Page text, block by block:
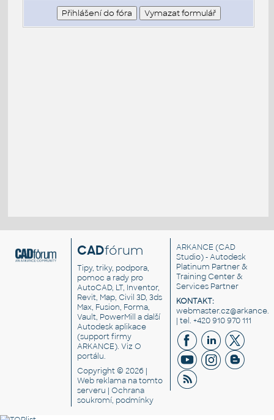
CADfórum
Tipy, triky, podpora,
pomoc a rady pro
AutoCAD, LT, Inventor,
Revit, Map, Civil 3D, 3ds
Max, Fusion, Forma,
Vault, PowerMill a další
Autodesk aplikace
(support firmy
ARKANCE). VizO
portálu.
Copyright © 2026 |
Web reklama na tomto
serveru |Ochrana
soukromí, podmínky
ARKANCE (CAD
Studio) - Autodesk
Platinum Partner &
Training Center &
Services Partner
KONTAKT:
| tel. +420 910 970 111